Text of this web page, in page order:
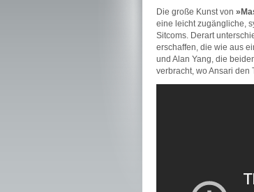
Die große Kunst von
eine leicht zugängliche,
Sitcoms. Derart
erschaffen, die wie aus
und Alan Yang, die
verbracht, wo Ansari den